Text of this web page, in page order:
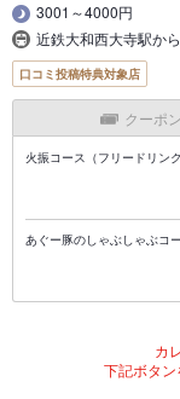
3001～4000円
近鉄大和西大寺駅か
口コミ投稿特典対象店
クーポン
火振コース（フリードリンク
あぐー豚のしゃぶしゃぶコ
カ
下記ボタン